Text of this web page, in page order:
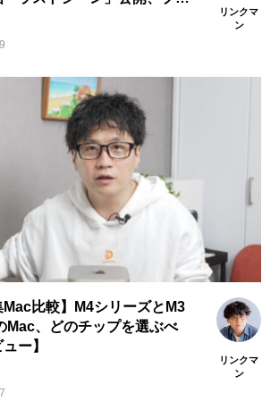
リンクマ
ン
Mac比較】M4シリーズとM3
Mac、どのチップを選ぶべ
ー】
リンクマ
ン